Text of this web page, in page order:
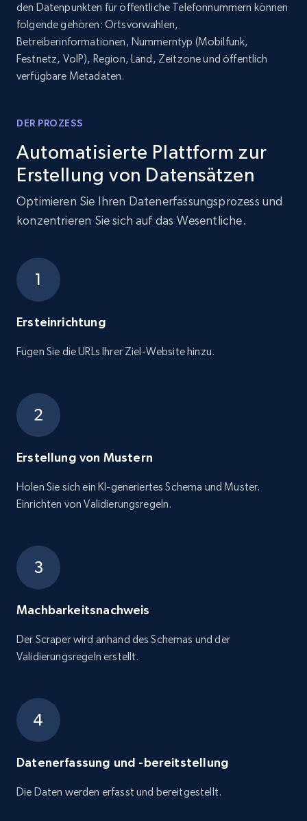
den Datenpunkten für öffentliche Telefonnummern können
folgende gehören: Ortsvorwahlen,
Betreiberinformationen, Nummerntyp (Mobilfunk,
Festnetz, VoIP), Region, Land, Zeitzone und öffentlich
verfügbare Metadaten.
DER PROZESS
Automatisierte Plattform zur
Erstellung von Datensätzen
Optimieren Sie Ihren Datenerfassungsprozess und
konzentrieren Sie sich auf das Wesentliche.
Ersteinrichtung
Fügen Sie die URLs Ihrer Ziel-Website hinzu.
Erstellung von Mustern
Holen Sie sich ein KI-generiertes Schema und Muster.
Einrichten von Validierungsregeln.
Machbarkeitsnachweis
Der Scraper wird anhand des Schemas und der
Validierungsregeln erstellt.
Datenerfassung und -bereitstellung
Die Daten werden erfasst und bereitgestellt.